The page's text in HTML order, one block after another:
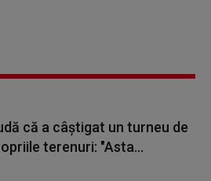
că a câștigat un turneu de
terenuri: "Asta...